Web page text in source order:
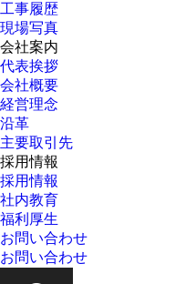
工事履歴
現場写真
会社案内
代表挨拶
会社概要
経営理念
沿革
主要取引先
採用情報
採用情報
社内教育
福利厚生
お問い合わせ
お問い合わせ